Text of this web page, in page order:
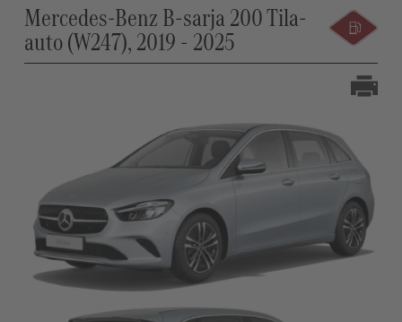
Mercedes-Benz B-sarja 200 Tila-
auto (W247), 2019 - 2025